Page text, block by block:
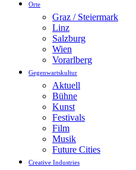
Orte
Graz / Steiermark
Linz
Salzburg
Wien
Vorarlberg
Gegenwartskultur
Aktuell
Bühne
Kunst
Festivals
Film
Musik
Future Cities
Creative Industries